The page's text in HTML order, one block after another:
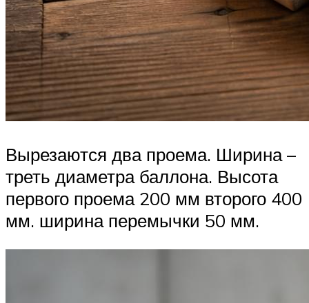
Вырезаются два проема. Ширина –
треть диаметра баллона. Высота
первого проема 200 мм второго 400
мм. ширина перемычки 50 мм.